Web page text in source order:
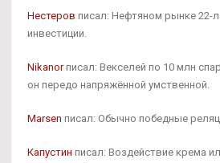
Нестеров писал: Нефтяном рынке 22-
инвестиции.
Nikanorписал: Векселей по 10 млн
он передо напряжённой умственной.
Marsen писал: Обычно победные
Капустин писал: Воздействие крема